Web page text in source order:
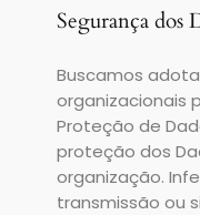
Segurança dos
Buscamos
organizacionais
Proteção de
proteção dos
organização.
transmissão ou